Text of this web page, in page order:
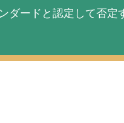
ダードと認定して否定